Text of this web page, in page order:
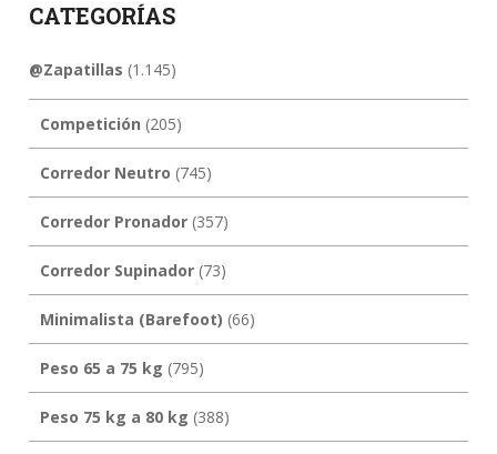
CATEGORÍAS
@Zapatillas (1.145)
Competición (205)
Corredor Neutro (745)
Corredor Pronador(357)
Corredor Supinador(73)
Minimalista (Barefoot) (66)
Peso 65 a 75 kg (795)
Peso 75 kg a 80 kg (388)